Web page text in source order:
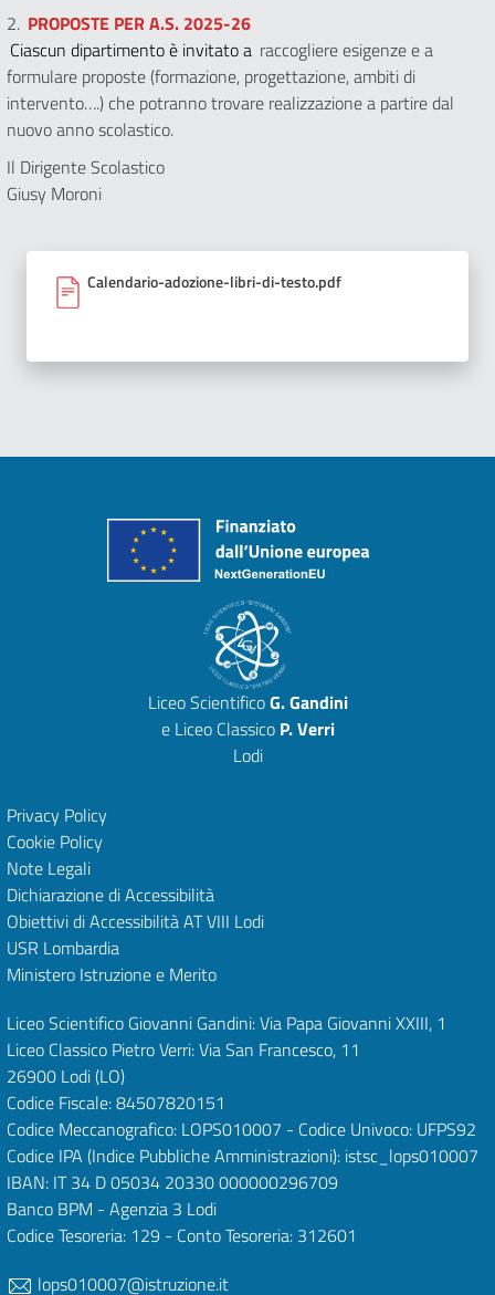
2. PROPOSTE PER A.S. 2025-26
Ciascun dipartimento è invitato a raccogliere esigenze e a
formulare proposte (formazione, progettazione, ambiti di
intervento….) che potranno trovare realizzazione a partire dal
nuovo anno scolastico.
Il Dirigente Scolastico
Giusy Moroni
Calendario-adozione-libri-di-testo.pdf
Liceo ScientificoG. Gandini
e Liceo Classico P. Verri
Lodi
Privacy Policy
Cookie Policy
Note Legali
Dichiarazione di Accessibilità
Obiettivi di AccessibilitàAT VIII Lodi
USR Lombardia
Ministero Istruzione e Merito
Liceo Scientifico Giovanni Gandini: Via Papa Giovanni XXIII, 1
Liceo Classico Pietro Verri: Via San Francesco, 11
26900 Lodi(LO)
Codice Fiscale: 84507820151
Codice Meccanografico: LOPS010007 - Codice Univoco: UFPS92
Codice IPA (Indice Pubbliche Amministrazioni): istsc_lops010007
IBAN: IT 34 D 05034 20330 000000296709
Banco BPM - Agenzia 3 Lodi
Codice Tesoreria: 129 - Conto Tesoreria: 312601
lops010007@istruzione.it